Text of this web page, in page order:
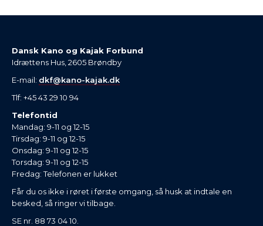
Dansk Kano og Kajak Forbund
Idrættens Hus, 2605 Brøndby
E-mail: dkf@kano-kajak.dk
Tlf: +45 43 29 10 94
Telefontid
Mandag: 9-11 og 12-15
Tirsdag: 9-11 og 12-15
Onsdag: 9-11 og 12-15
Torsdag: 9-11 og 12-15
Fredag: Telefonen er lukket
Får du os ikke i røret i første omgang, så husk at indtale en
besked, så ringer vi tilbage.
SE nr. 88 73 04 10.